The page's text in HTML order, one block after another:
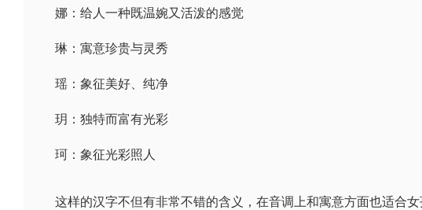
娜：给人一种既温婉又活泼的感觉
琳：寓意珍贵与灵秀
瑶：象征美好、纯净
玥：独特而富有光彩
珂：象征光彩照人
这样的汉字不但有非常不错的含义，在音调上和寓意方面也适合